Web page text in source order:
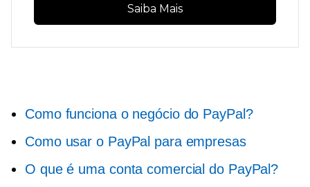
Saiba Mais
Como funciona o negócio do PayPal?
Como usar o PayPal para empresas
O que é uma conta comercial do PayPal?